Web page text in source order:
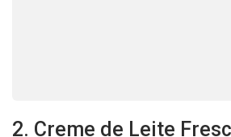
2. Creme de Leite